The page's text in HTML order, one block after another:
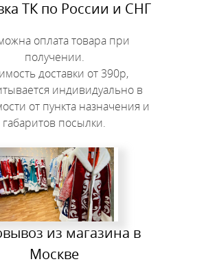
ТК по России и СНГ
оплата товара при
получении.
доставки от 390р,
индивидуально в
от пункта назначения и
габаритов посылки.
из магазина в
Москве